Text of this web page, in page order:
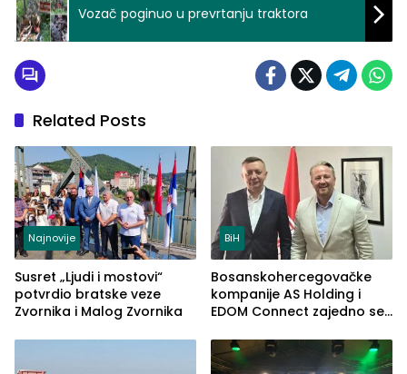
Vozač poginuo u prevrtanju traktora
Related Posts
Najnovije
Susret „Ljudi i mostovi“
potvrdio bratske veze
Zvornika i Malog Zvornika
BiH
Bosanskohercegovačke
kompanije AS Holding i
EDOM Connect zajedno se